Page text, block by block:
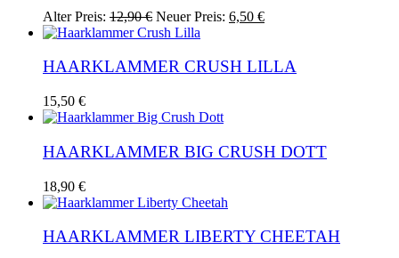
Alter Preis: 12,90€ Ursprünglicher
Preis
12,90 €
Neuer Preis: 6,50 €Aktueller
6,50 €.
HAARKLAMMER CRUSH LILLA
15,50 €
HAARKLAMMER BIG CRUSH DOTT
18,90 €
HAARKLAMMER LIBERTY CHEETAH